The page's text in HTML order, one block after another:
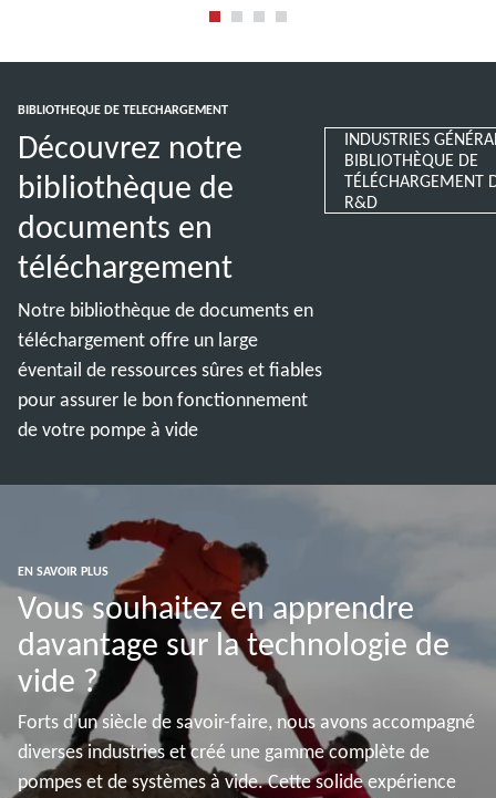
BIBLIOTHEQUE DE TELECHARGEMENT
Découvrez notre
bibliothèque de
documents en
téléchargement
Notre bibliothèque de documents en
téléchargement offre un large
éventail de ressources sûres et fiables
pour assurer le bon fonctionnement
de votre pompe à vide
INDUSTRIES
BIBLIOTHÈQUE DE
TÉLÉCHARGEMENT
R&D
EN SAVOIR PLUS
Vous souhaitez en apprendre
davantage sur la technologie de
vide ?
Forts d'un siècle de savoir-faire, nous avons accompagné
diverses industries et créé une gamme complète de
pompes et de systèmes à vide. Cette solide expérience